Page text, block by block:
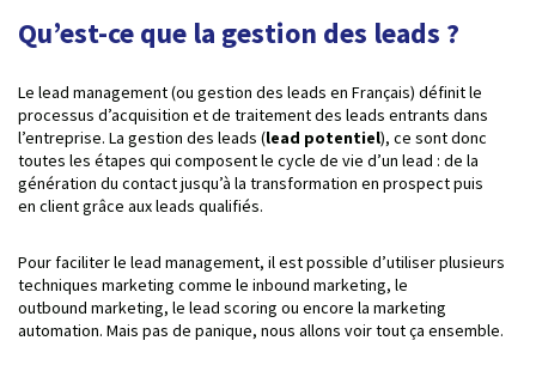
Qu’est-ce que la gestion des leads ?
Le lead management (ou gestion des leads en Français) définit le
processus d’acquisition et de traitement des leads entrants dans
l’entreprise. La gestion des leads (lead potentiel), ce sont donc
toutes les étapes qui composent le cycle de vie d’un lead : de la
génération du contact jusqu’à la transformation en prospect puis
en client grâce aux leads qualifiés.
Pour faciliter le lead management, il est possible d’utiliser plusieurs
techniques marketing comme le inbound marketing, le
outbound marketing, le lead scoring ou encore la marketing
automation. Mais pas de panique, nous allons voir tout ça ensemble.